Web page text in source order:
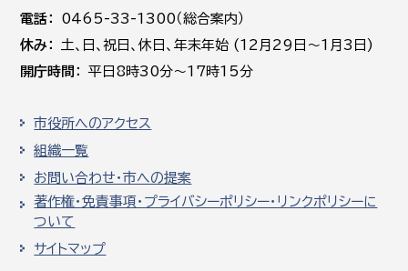
電話
0465-33-1300（総合案内）
休み
土､日､祝日、休日、年末年始 (12月29日～1月3日)
開庁時間
平日8時30分～17時15分
市役所へのアクセス
組織一覧
お問い合わせ・市への提案
著作権・免責事項・プライバシーポリシー・リンクポリシーに
ついて
サイトマップ